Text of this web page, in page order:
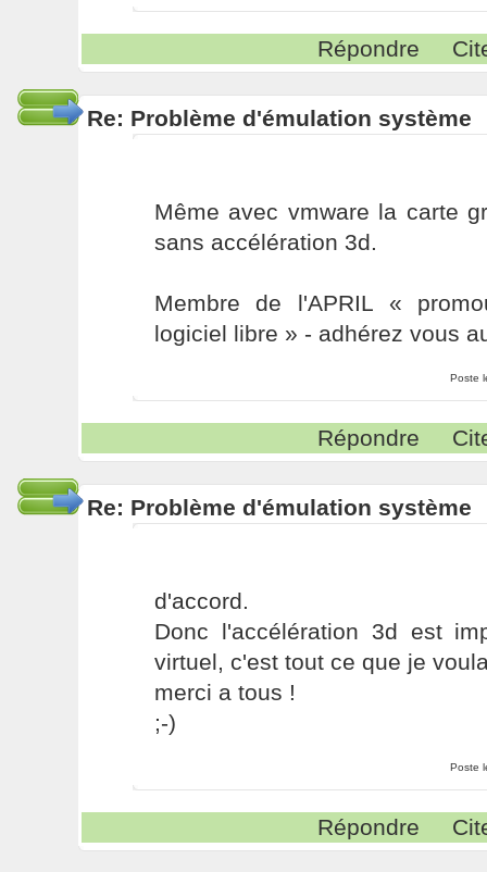
Répondre
Re: Problème d'émulation système
Même avec vmware la carte
sans accélération 3d.
Membre de l'APRIL «
logiciel libre » - adhérez vous
Poste
Répondre
Re: Problème d'émulation système
d'accord.
Donc l'accélération 3d est
virtuel, c'est tout ce que je
merci a tous !
;-)
Poste
Répondre